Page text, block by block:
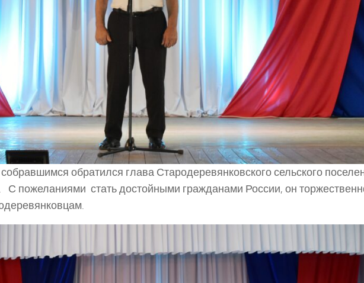
обратился глава Стародеревянковского сельского
С пожеланиями стать достойными гражданами России, он